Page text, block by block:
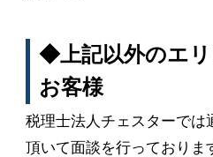
◆上記以外のエ
お客様
税理士法人チェスターでは
頂いて面談を行っておりま